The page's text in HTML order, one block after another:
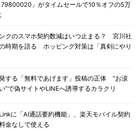
79800020」がタイムセールで10％オフの5万
クのスマホ契約数減はいつ止まる？ 宮川社
時期を語る ホッピング対策は「真剣にやり
する「無料であげます」投稿の正体 “お涙
”で偽サイトやLINEへ誘導するカラクリ
に「AI通話要約機能」、楽天モバイル契約
金なしで使える